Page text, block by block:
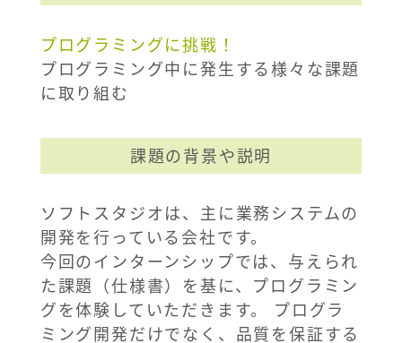
プログラミングに挑戦！
プログラミング中に発生する様々な課題
に取り組む
課題の背景や説明
ソフトスタジオは、主に業務システムの
開発を行っている会社です。
今回のインターンシップでは、与えられ
た課題（仕様書）を基に、プログラミン
グを体験していただきます。 プログラ
ミング開発だけでなく、品質を保証する